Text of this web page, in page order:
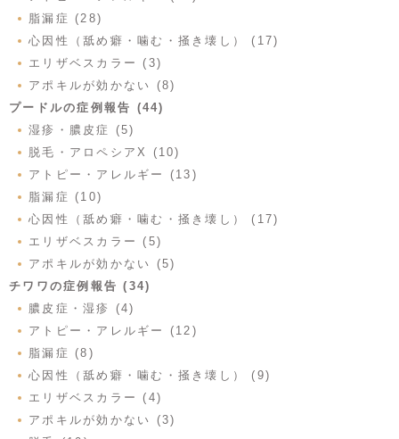
脂漏症 (28)
心因性（舐め癖・噛む・掻き壊し） (17)
エリザベスカラー (3)
アポキルが効かない (8)
プードルの症例報告 (44)
湿疹・膿皮症 (5)
脱毛・アロペシアX (10)
アトピー・アレルギー (13)
脂漏症 (10)
心因性（舐め癖・噛む・掻き壊し） (17)
エリザベスカラー (5)
アポキルが効かない (5)
チワワの症例報告 (34)
膿皮症・湿疹 (4)
アトピー・アレルギー (12)
脂漏症 (8)
心因性（舐め癖・噛む・掻き壊し） (9)
エリザベスカラー (4)
アポキルが効かない (3)